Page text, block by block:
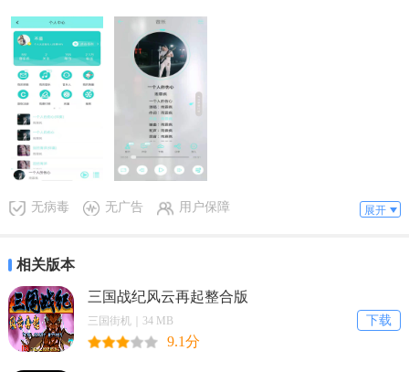
净、清晰的音乐声音。
无病毒 无广告 用户保障 展开
相关版本
三国战纪风云再起整合版
下载
三国街机｜34 MB
9.1分